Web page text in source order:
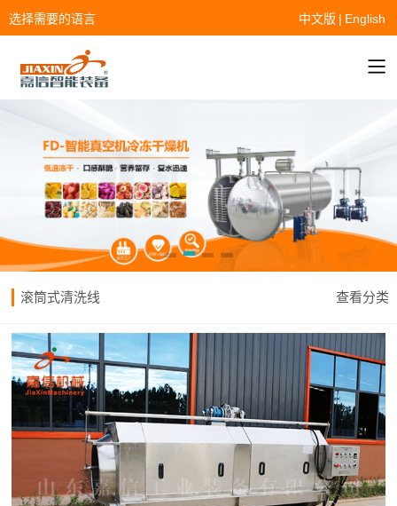
选择需要的语言 中文版 | English
滚筒式清洗线 查看分类